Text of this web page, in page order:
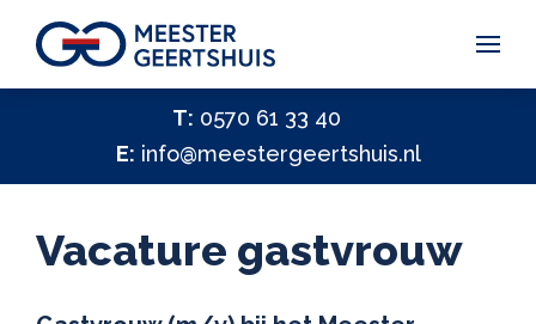
Vakantiegeld Samen Delen 2026
Hulp nodig?
Help ons helpen
T: 0570 61 33 40
E: info@meestergeertshuis.nl
Vacature gastvrouw